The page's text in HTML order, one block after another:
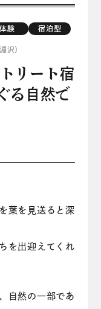
体験 宿泊型
沢）
リート宿
自然で
葉を見送ると深
を出迎えてくれ
自然の一部であ